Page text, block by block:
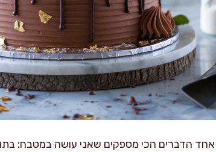
אחד הדברים הכי מספקים שאני עושה במטבח: